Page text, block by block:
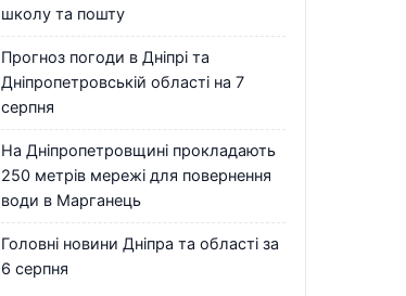
школу та пошту
Прогноз погоди в Дніпрі та
Дніпропетровській області на 7
серпня
На Дніпропетровщині прокладають
250 метрів мережі для повернення
води в Марганець
Головні новини Дніпра та області за
6 серпня